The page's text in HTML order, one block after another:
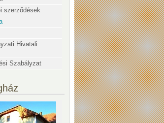
szerződések
Hivatali
Szabályzat